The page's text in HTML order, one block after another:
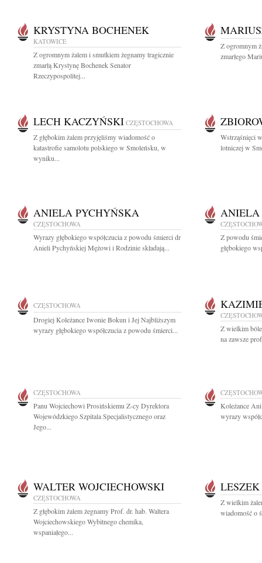
KRYSTYNA BOCHENEK
KATOWICE
Z ogromnym żalem i smutkiem żegnamy tragicznie
zmarłą Krystynę Bochenek Senator
Rzeczypospolitej...
Z ogromnym
zmarłego
LECH KACZYŃSKI CZĘSTOCHOWA
Z głębokim żalem przyjęliśmy wiadomość o
katastrofie samolotu polskiego w Smoleńsku, w
wyniku...
Wstrząśnięci
lotniczej w
ANIELA PYCHYŃSKA
CZĘSTOCHOWA
Wyrazy głębokiego współczucia z powodu śmierci dr
Anieli Pychyńskiej Mężowi i Rodzinie składają...
ANIELA
Z powodu
głębokiego
CZĘSTOCHOWA
Drogiej Koleżance Iwonie Bokun i Jej Najbliższym
wyrazy głębokiego współczucia z powodu śmierci...
Z wielkim
na zawsze
CZĘSTOCHOWA
Panu Wojciechowi Prosińskiemu Z-cy Dyrektora
Wojewódzkiego Szpitala Specjalistycznego oraz
Jego...
Koleżance
wyrazy
WALTER WOJCIECHOWSKI
CZĘSTOCHOWA
Z głębokim żalem żegnamy Prof. dr. hab. Waltera
Wojciechowskiego Wybitnego chemika,
wspaniałego...
Z wielkim
wiadomość o